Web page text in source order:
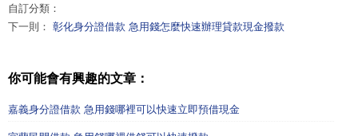
自訂分類：
下一則： 彰化身分證借款 急用錢怎麼快速辦理貸款現金撥款
你可能會有興趣的文章：
嘉義身分證借款 急用錢哪裡可以快速立即預借現金